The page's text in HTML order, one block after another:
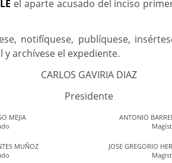
el aparte acusado del inciso
notifíquese, publíquese,
archívese el expediente.
CARLOS GAVIRIA DIAZ
Presidente
MEJIA
ANTONIO
MUÑOZ
JOSE GREGORIO